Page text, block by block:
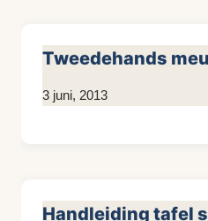
Tweedehands
Door
3 juni, 2013
Handleiding tafel